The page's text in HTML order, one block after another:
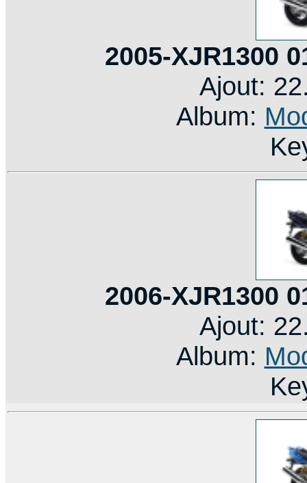
2005-XJR1300
Ajout:
Album:
2006-XJR1300
Ajout:
Album: